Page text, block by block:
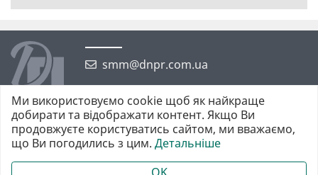
smm@dnpr.com.ua
©2026 https://dnpr.com.ua Дніпровська порадниця
Всі права захищені. При повному або частковому використанні
Ми використовуємо cookie щоб як найкраще
добирати та відображати контент. Якщо Ви
продовжуєте користуватись сайтом, ми вважаємо,
що Ви погодились з цим. Детальніше